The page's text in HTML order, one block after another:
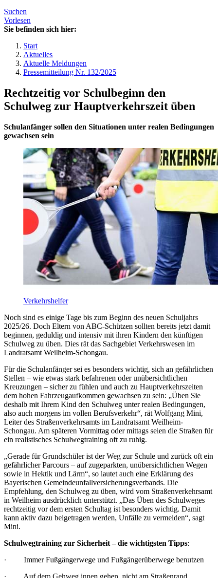
Suchen
Vorlesen
Sie befinden sich hier:
Start
Aktuelles
Aktuelle Meldungen
Pressemitteilung Nr. 132/2025
Rechtzeitig vor Schulbeginn den
Schulweg zur Hauptverkehrszeit üben
Schulanfänger sollen den Situationen unter realen Bedingungen
gewachsen sein
Verkehrshelfer
Noch sind es einige Tage bis zum Beginn des neuen Schuljahrs
2025/26. Doch Eltern von ABC-Schützen sollten bereits jetzt damit
beginnen, geduldig und intensiv mit ihren Kindern den künftigen
Schulweg zu üben. Dies rät das Sachgebiet Verkehrswesen im
Landratsamt Weilheim-Schongau.
Für die Schulanfänger sei es besonders wichtig, sich an gefährlichen
Stellen – wie etwas stark befahrenen oder unübersichtlichen
Kreuzungen – sicher zu fühlen und auch zu Hauptverkehrszeiten
dem hohen Fahrzeugaufkommen gewachsen zu sein: „Üben Sie
deshalb mit Ihrem Kind den Schulweg unter realen Bedingungen,
also auch morgens im vollen Berufsverkehr“, rät Wolfgang Mini,
Leiter des Straßenverkehrsamts im Landratsamt Weilheim-
Schongau. Am späteren Vormittag oder mittags seien die Straßen für
ein realistisches Schulwegtraining oft zu ruhig.
„Gerade für Grundschüler ist der Weg zur Schule und zurück oft ein
gefährlicher Parcours – auf zugeparkten, unübersichtlichen Wegen
sowie in Hektik und Lärm“, so lautet auch eine Erklärung des
Bayerischen Gemeindeunfallversicherungsverbands. Die
Empfehlung, den Schulweg zu üben, wird vom Straßenverkehrsamt
in Weilheim ausdrücklich unterstützt. „Das Üben des Schulweges
rechtzeitig vor dem ersten Schultag ist besonders wichtig. Damit
kann aktiv dazu beigetragen werden, Unfälle zu vermeiden“, sagt
Mini.
Schulwegtraining zur Sicherheit – die wichtigsten Tipps:
· Immer Fußgängerwege und Fußgängerüberwege benutzen
· Auf dem Gehweg innen gehen, nicht am Straßenrand